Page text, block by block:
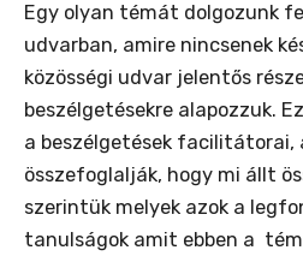
Egy olyan témát dolgozunk
udvarban, amire nincsenek
közösségi udvar jelentős
beszélgetésekre alapozzuk.
a beszélgetések facilitátorai,
összefoglalják, hogy mi állt
szerintük melyek azok a
tanulságok amit ebben a